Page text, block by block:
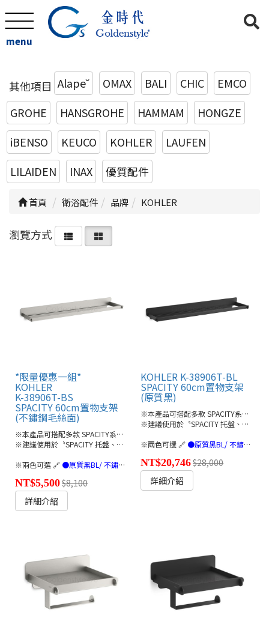
menu
其他項目 Alape˘ OMAX BALI CHIC
EMCO
GROHE
HANSGROHE HAMMAM
HONGZE
iBENSO
KEUCO KOHLER
LAUFEN
LILAIDEN
INAX 優質配件
首頁 衛浴配件 品牌 KOHLER
瀏覽方式
*限量優惠一組*
KOHLER
K-38906T-BS
SPACITY 60cm置物支架
(不鏽鋼毛絲面)
※本產品可搭配多款 SPACITY系列配件
※建議使用於〝SPACITY 托盤、置物盒、瀝水架〞使用
※兩色可選 🔗 ●原質黑BL/ 不鏽鋼毛絲面BS(連結)
NT$5,500$8,100
詳細介紹
KOHLER K-38906T-BL
SPACITY 60cm置物支架
(原質黑)
※本產品可搭配多款 SPACITY系列配件
※建議使用於〝SPACITY 托盤、置物盒、瀝水架〞使用
※兩色可選 🔗 ●原質黑BL/ 不鏽鋼毛絲面BS(連結)
NT$20,746$28,000
詳細介紹